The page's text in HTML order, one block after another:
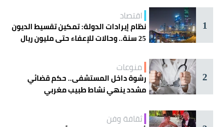
1
اقتصاد
نظام إيرادات الدولة: تمكين تقسيط الديون
25 سنة.. وحالات للإعفاء حتى مليون ريال
2
منوعات
رشوة داخل المستشفى.. حكم قضائي
مشدد ينهي نشاط طبيب مغربي
ثقافة وفن